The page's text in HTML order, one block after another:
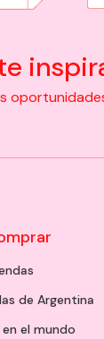
de Argentina
el mundo